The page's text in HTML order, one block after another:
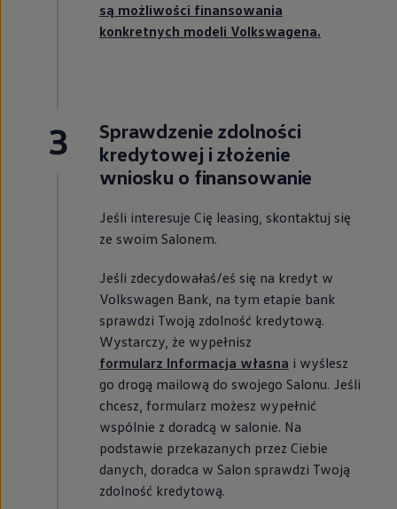
są możliwości finansowania
konkretnych modeli Volkswagena.
3
Sprawdzenie zdolności
kredytowej i złożenie
wniosku o finansowanie
Jeśli interesuje Cię leasing, skontaktuj się
ze swoim Salonem.
Jeśli zdecydowałaś/eś się na kredyt w
Volkswagen Bank, na tym etapie bank
sprawdzi Twoją zdolność kredytową.
Wystarczy, że wypełnisz
formularz Informacja własna i wyślesz
go drogą mailową do swojego Salonu. Jeśli
chcesz, formularz możesz wypełnić
wspólnie z doradcą w salonie. Na
podstawie przekazanych przez Ciebie
danych, doradca w Salon sprawdzi Twoją
zdolność kredytową.